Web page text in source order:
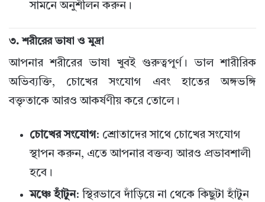
সামনে অনুশীলন করুন।
৩.শরীরের ভাষা ও মুদ্রা
আপনার শরীরের ভাষা খুবই গুরুত্বপূর্ণ। ভাল শারীরিক
অভিব্যক্তি, চোখের সংযোগ এবং হাতের অঙ্গভঙ্গি
বক্তৃতাকে আরও আকর্ষণীয় করে তোলে।
চোখের সংযোগ: শ্রোতাদের সাথে চোখের সংযোগ
স্থাপন করুন, এতে আপনার বক্তব্য আরও প্রভাবশালী
হবে।
মঞ্চে হাঁটুন: স্থিরভাবে দাঁড়িয়ে না থেকে কিছুটা হাঁটুন